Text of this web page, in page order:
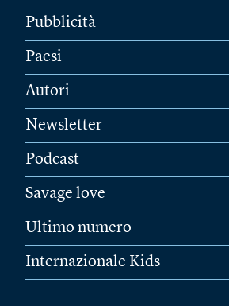
Pubblicità
Paesi
Autori
Newsletter
Podcast
Savage love
Ultimo numero
Internazionale Kids